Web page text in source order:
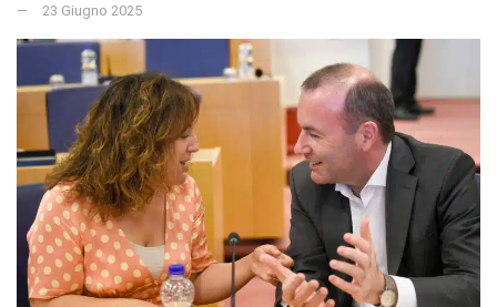
23 Giugno 2025